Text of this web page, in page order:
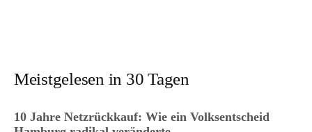
Meistgelesen in 30 Tagen